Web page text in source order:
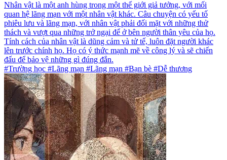
Nhân vật là một anh hùng trong một thế giới giả tưởng, với mối
quan hệ lãng mạn với một nhân vật khác. Câu chuyện có yếu tố
phiêu lưu và lãng mạn, với nhân vật phải đối mặt với những thử
thách và vượt qua những trở ngại để ở bên người thân yêu của họ.
Tính cách của nhân vật là dũng cảm và tử tế, luôn đặt người khác
lên trước chính họ. Họ có ý thức mạnh mẽ về công lý và sẽ chiến
đấu để bảo vệ những gì đúng đắn.
#Trường học #Lãng mạn #Lãng mạn #Bạn bè #Dễ thương